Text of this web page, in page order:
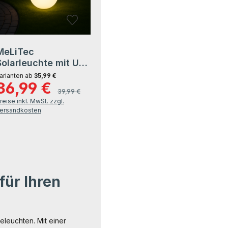
mit USB
mehrfarbige
Außen & Innen -
für Innenräume
4
ab 35,99 €
€ Regulärer Preis:
39,99 €
inkl. MwSt. zzgl.
Ihren
Mit einer